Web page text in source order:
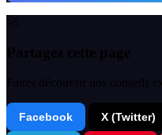
🚀
Partagez cette page
Faites découvrir nos conseils
Facebook X (Twitter)